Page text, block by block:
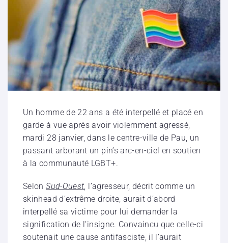
Un homme de 22 ans a été interpellé et placé en
garde à vue après avoir violemment agressé,
mardi 28 janvier, dans le centre-ville de Pau, un
passant arborant un pin’s arc-en-ciel en soutien
à la communauté LGBT+.
SelonSud-Ouest, l’agresseur, décrit comme un
skinhead d’extrême droite, aurait d’abord
interpellé sa victime pour lui demander la
signification de l’insigne. Convaincu que celle-ci
soutenait une cause antifasciste, il l’aurait